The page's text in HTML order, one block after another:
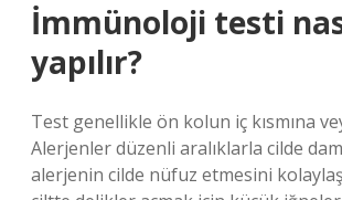
İmmünoloji testi
yapılır?
Test genellikle ön kolun iç kısmına
Alerjenler düzenli aralıklarla cilde
alerjenin cilde nüfuz etmesini